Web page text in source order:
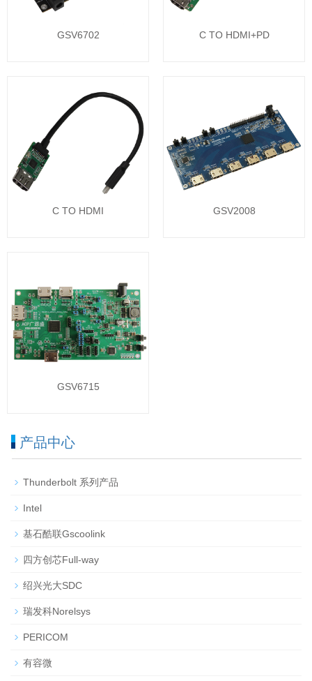
GSV6702 C TO HDMI+PD
C TO HDMI GSV2008
GSV6715
产品中心
Thunderbolt 系列产品
Intel
基石酷联Gscoolink
四方创芯Full-way
绍兴光大SDC
瑞发科Norelsys
PERICOM
有容微